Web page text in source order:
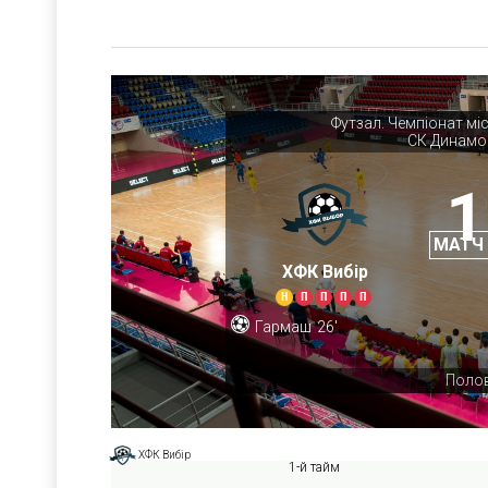
Футзал. Чемпіонат
СК Динамо
ХФК Вибір
Н П П П П
1
МАТЧ
Гармаш 26'
ХФК Вибір
1-й тайм